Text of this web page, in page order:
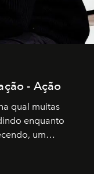
- Ação
qual muitas
enquanto
um
para muitos